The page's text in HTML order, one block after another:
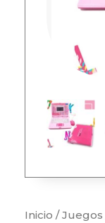
Inicio /Juegos